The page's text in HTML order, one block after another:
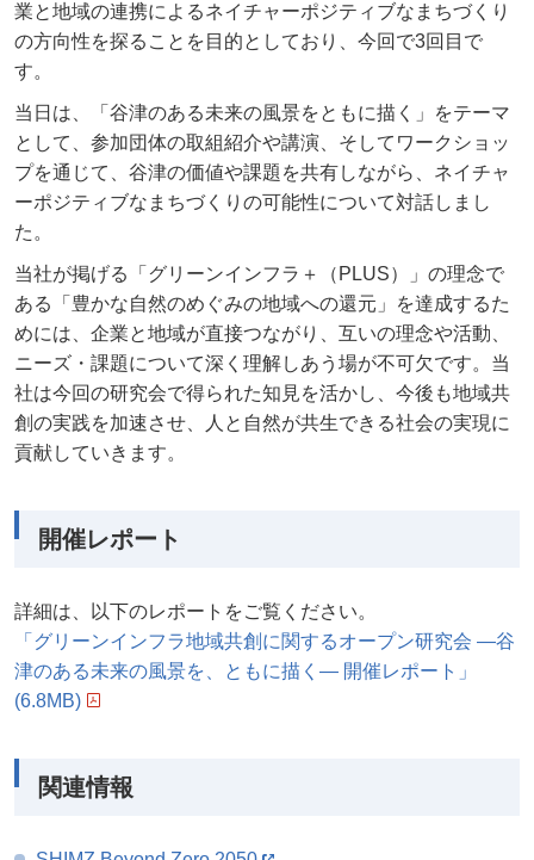
業と地域の連携によるネイチャーポジティブなまちづくり
の方向性を探ることを目的としており、今回で3回目で
す。
当日は、「谷津のある未来の風景をともに描く」をテーマ
として、参加団体の取組紹介や講演、そしてワークショッ
プを通じて、谷津の価値や課題を共有しながら、ネイチャ
ーポジティブなまちづくりの可能性について対話しまし
た。
当社が掲げる「グリーンインフラ＋（PLUS）」の理念で
ある「豊かな自然のめぐみの地域への還元」を達成するた
めには、企業と地域が直接つながり、互いの理念や活動、
ニーズ・課題について深く理解しあう場が不可欠です。当
社は今回の研究会で得られた知見を活かし、今後も地域共
創の実践を加速させ、人と自然が共生できる社会の実現に
貢献していきます。
開催レポート
詳細は、以下のレポートをご覧ください。
「グリーンインフラ地域共創に関するオープン研究会 ―谷
津のある未来の風景を、ともに描く― 開催レポート」
(6.8MB)
関連情報